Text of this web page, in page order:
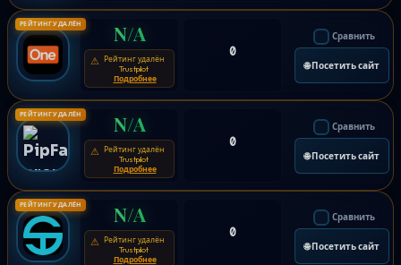
РЕЙТИНГ УДАЛЁН N/A
⚠ Рейтинг удалён
Trustpilot
Подробнее
0
Сравнить
🌐 Посетить сайт
РЕЙТИНГ УДАЛЁН N/A
⚠ Рейтинг удалён
Trustpilot
Подробнее
0
Сравнить
🌐 Посетить сайт
РЕЙТИНГ УДАЛЁН N/A
⚠ Рейтинг удалён
Trustpilot
Подробнее
0
Сравнить
🌐 Посетить сайт